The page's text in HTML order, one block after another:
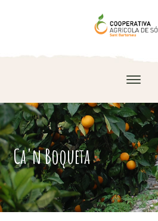
Ca'n Boqueta